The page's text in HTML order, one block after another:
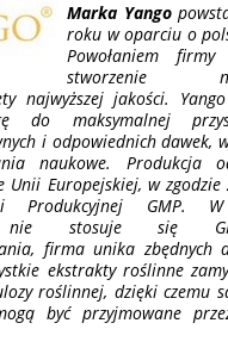
Marka Yango
roku w oparciu o
Powołaniem
stworzenie
najwyższej jakości.
do maksymalnej
i odpowiednich dawek,
naukowe. Produkcja
Unii Europejskiej, w
Produkcyjnej GMP.
nie stosuje się
firma unika zbędnych
ekstrakty roślinne
roślinnej, dzięki czemu
być przyjmowane